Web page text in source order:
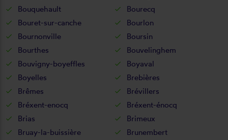
Bouquehault
Bourecq
Bouret-sur-canche
Bourlon
Bournonville
Boursin
Bourthes
Bouvelinghem
Bouvigny-boyeffles
Boyaval
Boyelles
Brebières
Brêmes
Brévillers
Bréxent-enocq
Bréxent-énocq
Brias
Brimeux
Bruay-la-buissière
Brunembert